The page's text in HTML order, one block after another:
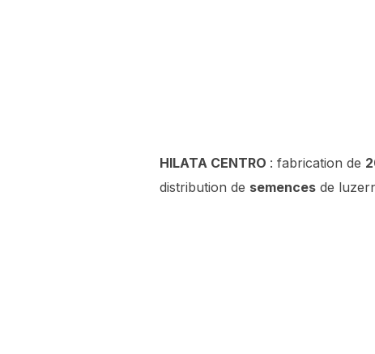
HILATA CENTRO : fabrication de
distribution de semences de